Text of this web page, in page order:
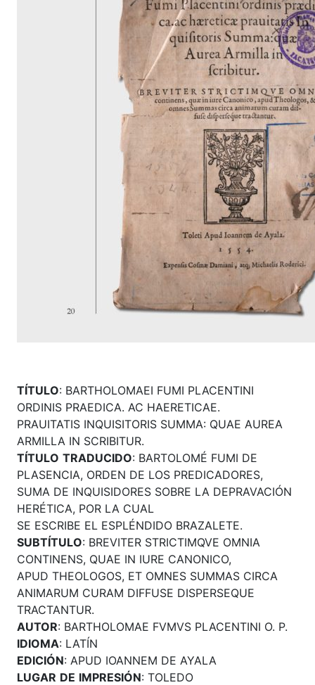
TÍTULO: BARTHOLOMAEI FUMI PLACENTINI
ORDINIS PRAEDICA. AC HAERETICAE.
PRAUITATIS INQUISITORIS SUMMA: QUAE AUREA
ARMILLA IN SCRIBITUR.
TÍTULO TRADUCIDO: BARTOLOMÉ FUMI DE
PLASENCIA, ORDEN DE LOS PREDICADORES,
SUMA DE INQUISIDORES SOBRE LA DEPRAVACIÓN
HERÉTICA, POR LA CUAL
SE ESCRIBE EL ESPLÉNDIDO BRAZALETE.
SUBTÍTULO: BREVITER STRICTIMQVE OMNIA
CONTINENS, QUAE IN IURE CANONICO,
APUD THEOLOGOS, ET OMNES SUMMAS CIRCA
ANIMARUM CURAM DIFFUSE DISPERSEQUE
TRACTANTUR.
AUTOR: BARTHOLOMAE FVMVS PLACENTINI O. P.
IDIOMA: LATÍN
EDICIÓN: APUD IOANNEM DE AYALA
LUGAR DE IMPRESIÓN: TOLEDO